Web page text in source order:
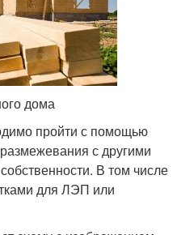
дома
пройти с помощью
с другими
В том числе
для ЛЭП или